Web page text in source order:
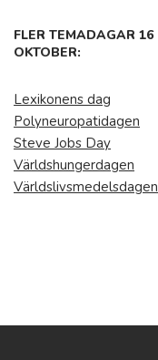
FLER TEMADAGAR 16
OKTOBER:
Lexikonens dag
Polyneuropatidagen
Steve Jobs Day
Världshungerdagen
Världslivsmedelsdagen